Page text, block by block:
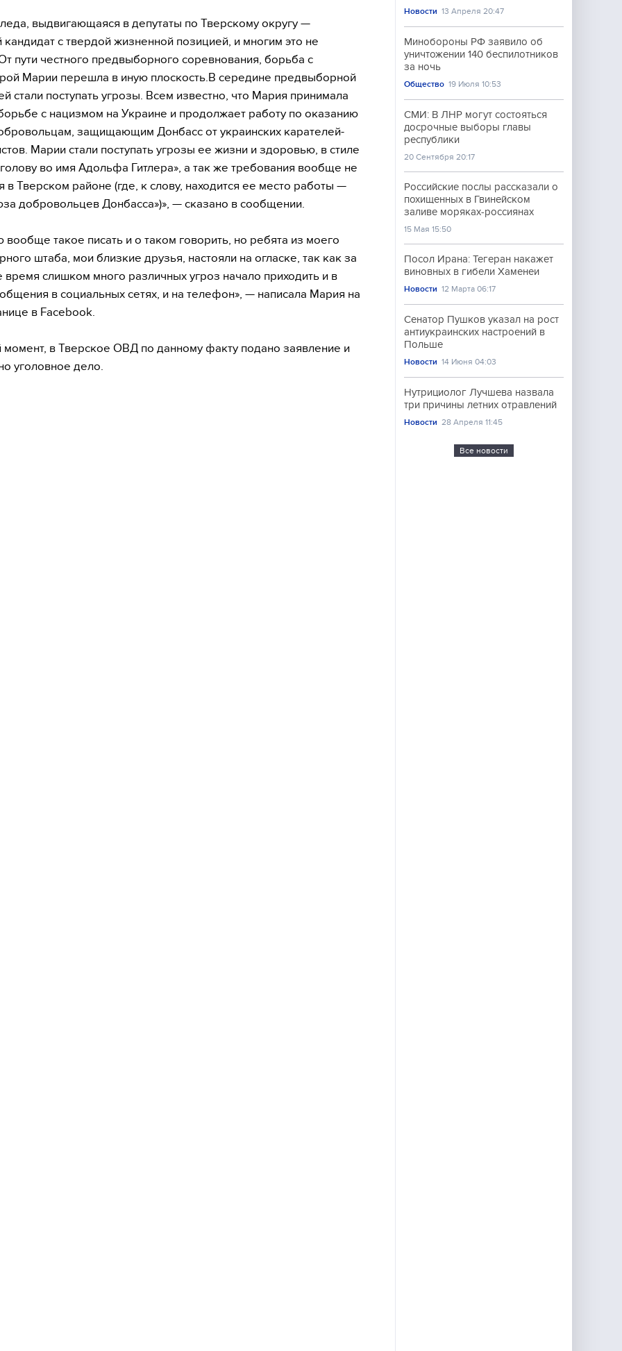
выдвигающаяся в депутаты по Тверскому округу —
кандидат с твердой жизненной позицией, и многим это не
пути честного предвыборного соревнования, борьба с
Марии перешла в иную плоскость.В середине предвыборной
стали поступать угрозы. Всем известно, что Мария принимала
с нацизмом на Украине и продолжает работу по оказанию
защищающим Донбасс от украинских карателей-
Марии стали поступать угрозы ее жизни и здоровью, в стиле
во имя Адольфа Гитлера», а так же требования вообще не
в Тверском районе (где, к слову, находится ее место работы —
добровольцев Донбасса»)», — сказано в сообщении.
такое писать и о таком говорить, но ребята из моего
штаба, мои близкие друзья, настояли на огласке, так как за
время слишком много различных угроз начало приходить и в
в социальных сетях, и на телефон», — написала Мария на
в Facebook.
в Тверское ОВД по данному факту подано заявление и
уголовное дело.
Новости 13 Апреля 20:47
Минобороны РФ заявило об
уничтожении 140 беспилотников
за ночь
Общество 19 Июля 10:53
СМИ: В ЛНР могут состояться
досрочные выборы главы
республики
20 Сентября 20:17
Российские послы рассказали о
похищенных в Гвинейском
заливе моряках-россиянах
15 Мая 15:50
Посол Ирана: Тегеран накажет
виновных в гибели Хаменеи
Новости 12 Марта 06:17
Сенатор Пушков указал на рост
антиукраинских настроений в
Польше
Новости 14 Июня 04:03
Нутрициолог Лучшева назвала
три причины летних отравлений
Новости 28 Апреля 11:45
Все новости